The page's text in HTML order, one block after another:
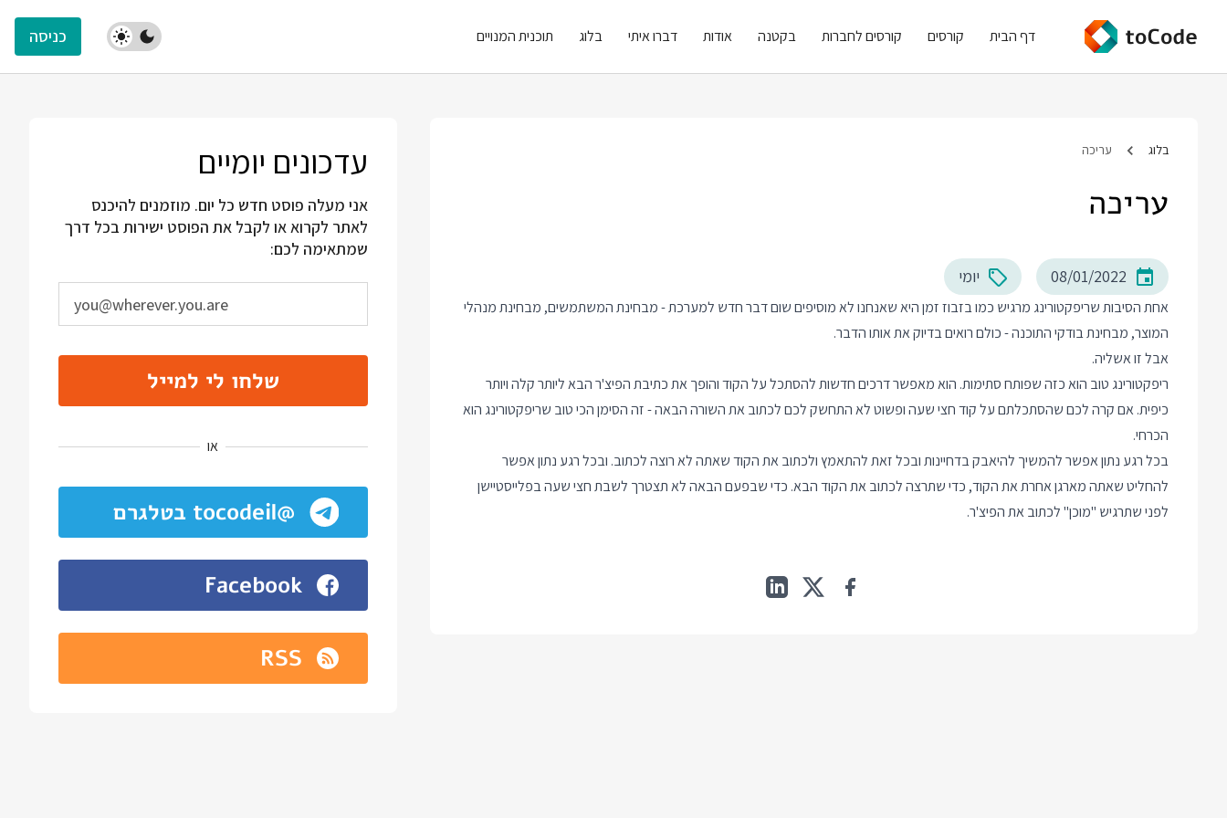
דף הבית קורסים קורסים לחברות בקטנה אודות דברו איתי בלוג תוכנית המנויים כניסה
בלוג עריכה
עריכה
08/01/2022 יומי
אחת הסיבות שריפקטורינג מרגיש כמו בזבוז זמן היא שאנחנו לא מוסיפים שום דבר חדש למערכת - מבחינת המשתמשים, מבחינת מנהלי
המוצר, מבחינת בודקי התוכנה - כולם רואים בדיוק את אותו הדבר.
אבל זו אשליה.
ריפקטורינג טוב הוא כזה שפותח סתימות. הוא מאפשר דרכים חדשות להסתכל על הקוד והופך את כתיבת הפיצ'ר הבא ליותר קלה ויותר
כיפית. אם קרה לכם שהסתכלתם על קוד חצי שעה ופשוט לא התחשק לכם לכתוב את השורה הבאה - זה הסימן הכי טוב שריפקטורינג הוא
הכרחי.
בכל רגע נתון אפשר להמשיך להיאבק בדחיינות ובכל זאת להתאמץ ולכתוב את הקוד שאתה לא רוצה לכתוב. ובכל רגע נתון אפשר
להחליט שאתה מארגן אחרת את הקוד, כדי שתרצה לכתוב את הקוד הבא. כדי שבפעם הבאה לא תצטרך לשבת חצי שעה בפלייסטיישן
לפני שתרגיש "מוכן" לכתוב את הפיצ'ר.
עדכונים יומיים
אני מעלה פוסט חדש כל יום. מוזמנים להיכנס
לאתר לקרוא או לקבל את הפוסט ישירות בכל דרך
שמתאימה לכם:
שלחו לי למייל
או
@tocodeil בטלגרם
Facebook
RSS